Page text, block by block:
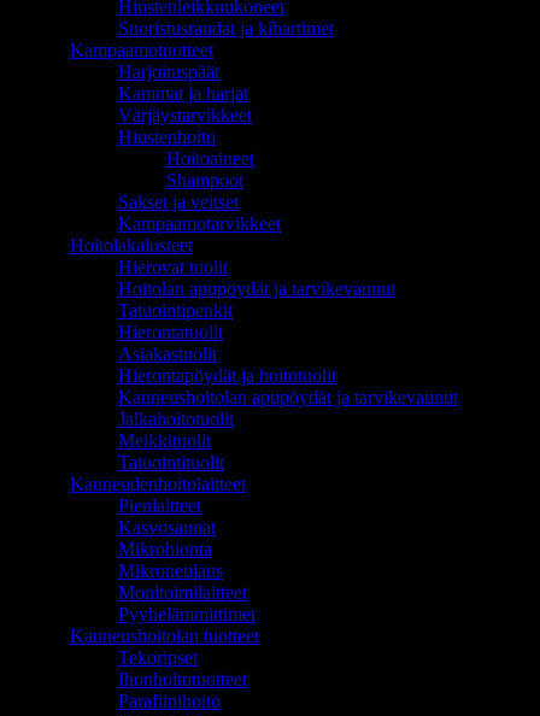
Hiustenleikkuukoneet
Suoristusraudat ja kihartimet
Kampaamotuotteet
Harjoituspäät
Kammat ja harjat
Värjäystarvikkeet
Hiustenhoito
Hoitoaineet
Shampoot
Sakset ja veitset
Kampaamotarvikkeet
Hoitolakalusteet
Hierovat tuolit
Hoitolan apupöydät ja tarvikevaunut
Tatuointipenkit
Hierontatuolit
Asiakastuolit
Hierontapöydät ja hoitotuolit
Kauneushoitolan apupöydät ja tarvikevaunut
Jalkahoitotuolit
Meikkituolit
Tatuointituolit
Kauneudenhoitolaitteet
Pienlaitteet
Kasvosaunat
Mikrohionta
Mikroneulaus
Monitoimilaitteet
Pyyhelämmittimet
Kauneushoitolan tuotteet
Tekoripset
Ihonhoitotuotteet
Parafiinihoito